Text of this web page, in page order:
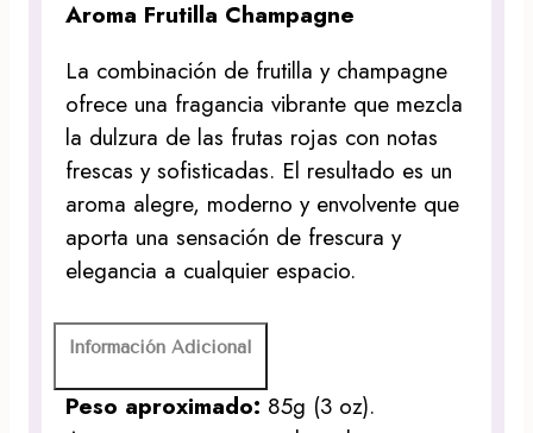
Aroma Frutilla Champagne
La combinación de frutilla y champagne
ofrece una fragancia vibrante que mezcla
la dulzura de las frutas rojas con notas
frescas y sofisticadas. El resultado es un
aroma alegre, moderno y envolvente que
aporta una sensación de frescura y
elegancia a cualquier espacio.
Información Adicional
Peso aproximado: 85g (3 oz).